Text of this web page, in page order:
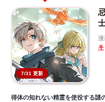
7/31 更新
漫
キ
得体の知れない精霊を使役する